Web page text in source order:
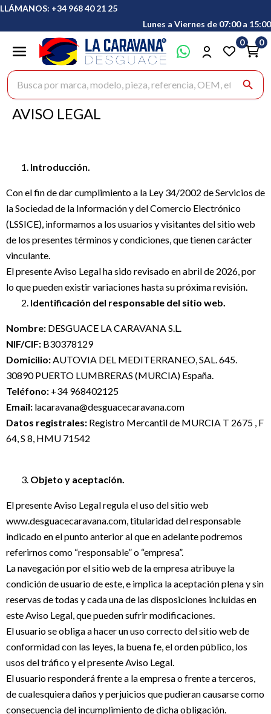
LLÁMANOS: +34 968 40 21 25
Lunes a Viernes de 07:00 a 15:00
Buscar productos
search
0 0
AVISO LEGAL
Introducción.
Con el fin de dar cumplimiento a la Ley 34/2002 de Servicios de
la Sociedad de la Información y del Comercio Electrónico
(LSSICE), informamos a los usuarios y visitantes del sitio web
de los presentes términos y condiciones, que tienen carácter
vinculante.
El presente Aviso Legal ha sido revisado en abril de 2026, por
lo que pueden existir variaciones hasta su próxima revisión.
Identificación del responsable del sitio web.
Nombre: DESGUACE LA CARAVANA S.L.
NIF/CIF: B30378129
Domicilio:AUTOVIA DEL MEDITERRANEO, SAL. 645.
30890 PUERTO LUMBRERAS (MURCIA) España.
Teléfono: +34 968402125
Email: lacaravana@desguacecaravana.com
Datos registrales: Registro Mercantil de MURCIA T 2675 , F
64, S 8, HMU 71542
Objeto y aceptación.
El presente Aviso Legal regula el uso del sitio web
www.desguacecaravana.com, titularidad del responsable
indicado en el punto anterior al que en adelante podremos
referirnos como “responsable” o “empresa”.
La navegación por el sitio web de la empresa atribuye la
condición de usuario de este, e implica la aceptación plena y sin
reservas de todas y cada una de las disposiciones incluidas en
este Aviso Legal, que pueden sufrir modificaciones.
El usuario se obliga a hacer un uso correcto del sitio web de
conformidad con las leyes, la buena fe, el orden público, los
usos del tráfico y el presente Aviso Legal.
El usuario responderá frente a la empresa o frente a terceros,
de cualesquiera daños y perjuicios que pudieran causarse como
consecuencia del incumplimiento de dicha obligación.